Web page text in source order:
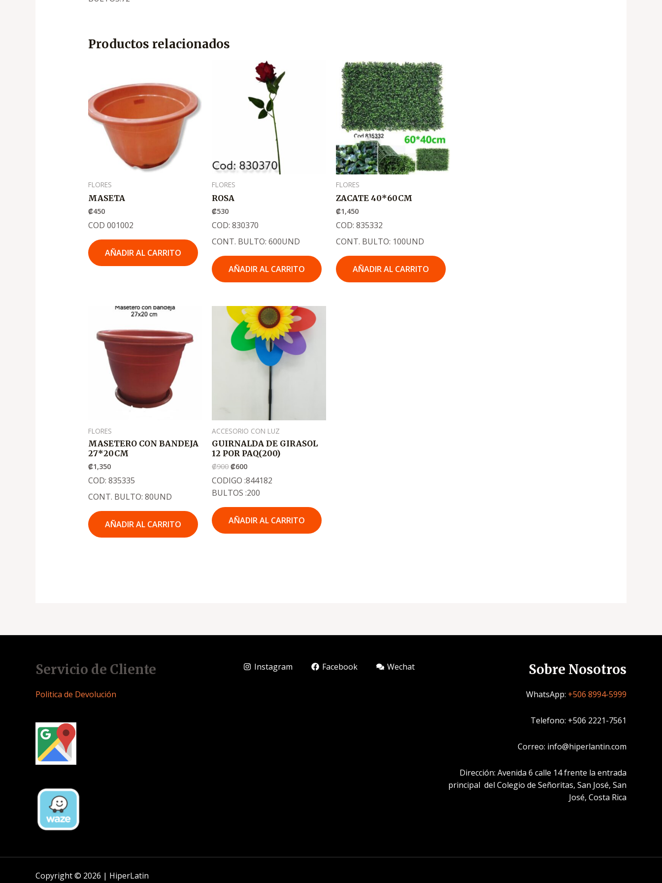
Productos relacionados
FLORES
MASETA
₡450
COD 001002
AÑADIR AL CARRITO
FLORES
ROSA
₡530
COD: 830370
CONT. BULTO: 600UND
AÑADIR AL CARRITO
FLORES
ZACATE 40*60CM
₡1,450
COD: 835332
CONT. BULTO: 100UND
AÑADIR AL CARRITO
FLORES
MASETERO CON BANDEJA
27*20CM
₡1,350
COD: 835335
CONT. BULTO: 80UND
AÑADIR AL CARRITO
ACCESORIO CON LUZ
GUIRNALDA DE GIRASOL
12 POR PAQ(200)
₡900
precio
original
era:
.
₡900
₡600
El
precio
actual
es:
₡600
CODIGO :844182
BULTOS :200
AÑADIR AL CARRITO
Servicio de Cliente
Politica de Devolución
Instagram Facebook Wechat Sobre Nosotros
WhatsApp: +506 8994-5999
Telefono: +506 2221-7561
Correo: info@hiperlantin.com
Dirección: Avenida 6 calle 14 frente la entrada
principal del Colegio de Señoritas, San José, San
José, Costa Rica
Copyright © 2026 | HiperLatin